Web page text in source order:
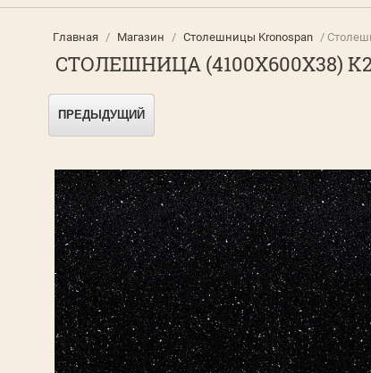
Главная / Магазин / Столешницы Kronospan /
СТОЛЕШНИЦА (4100Х600Х38)
ПРЕДЫДУЩИЙ